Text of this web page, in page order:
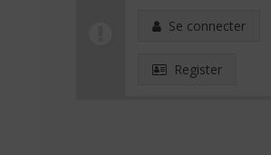
Se connecter
Register